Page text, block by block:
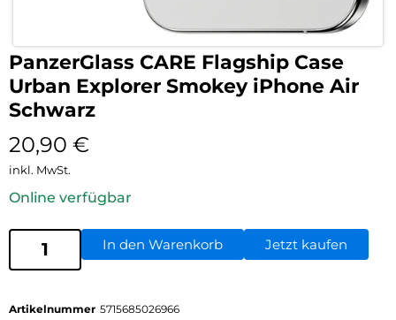
PanzerGlass CARE Flagship Case
Urban Explorer Smokey iPhone Air
Schwarz
20,90 €
inkl. MwSt.
Online verfügbar
In den Warenkorb Jetzt kaufen
Artikelnummer 5715685026966